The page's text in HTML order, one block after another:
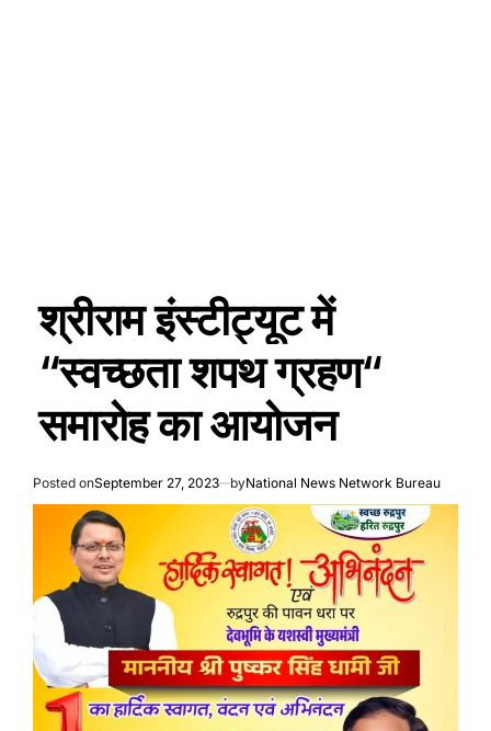
श्रीराम इंस्टीट्यूट में
“स्वच्छता शपथ ग्रहण“
समारोह का आयोजन
Posted onSeptember 27, 2023 byNational News Network Bureau